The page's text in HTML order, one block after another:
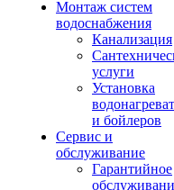
Монтаж систем
водоснабжения
Канализация
услуги
Установка
и бойлеров
Сервис и
обслуживание
Гарантийное